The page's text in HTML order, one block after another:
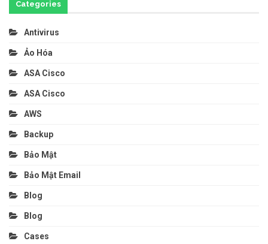
Categories
Antivirus
Ảo Hóa
ASA Cisco
ASA Cisco
AWS
Backup
Bảo Mật
Bảo Mật Email
Blog
Blog
Cases